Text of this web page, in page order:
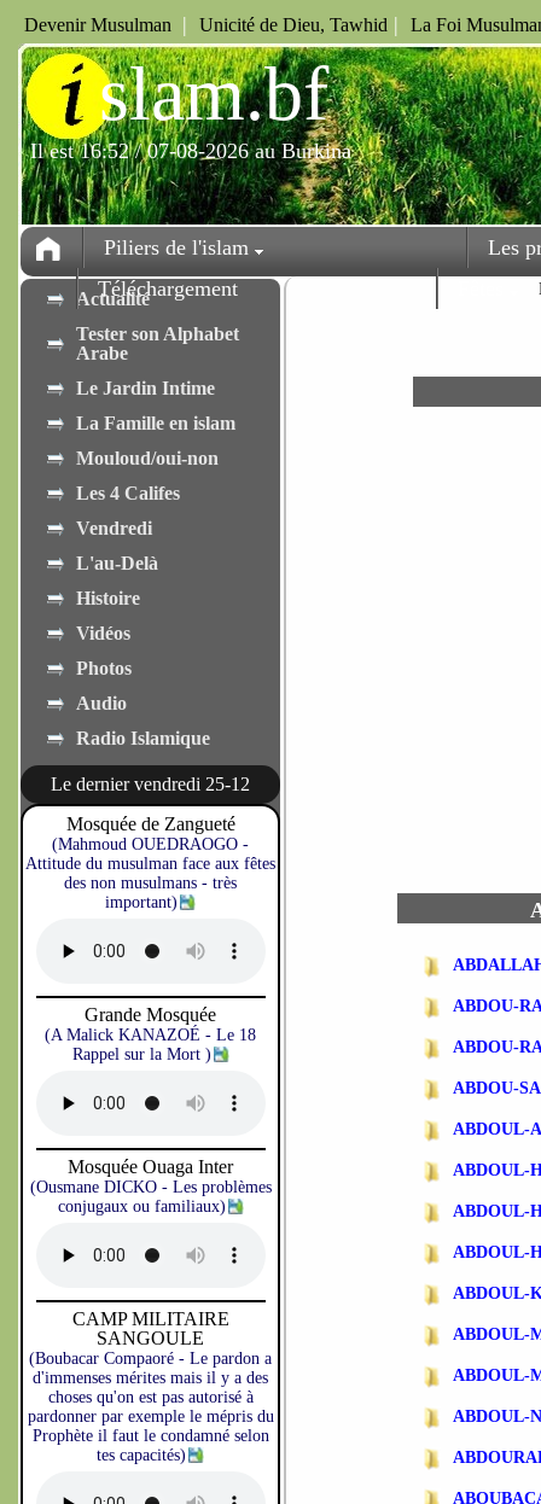
Devenir Musulman | Unicité de Dieu, Tawhid | La Foi
islam.bf
Il est 16:52 / 07-08-2026 au Burkina
Piliers de l'islam
Les
Téléchargement
Actualité
Tester son Alphabet
Arabe
Le Jardin Intime
La Famille en islam
Mouloud/oui-non
Les 4 Califes
Vendredi
L'au-Delà
Histoire
Vidéos
Photos
Audio
Radio Islamique
Le dernier vendredi 25-12
Mosquée de Zangueté
(Mahmoud OUEDRAOGO -
Attitude du musulman face aux fêtes
des non musulmans - très
important)
Grande Mosquée
(A Malick KANAZOÉ - Le 18
Rappel sur la Mort )
Mosquée Ouaga Inter
(Ousmane DICKO - Les problèmes
conjugaux ou familiaux)
CAMP MILITAIRE
SANGOULE
(Boubacar Compaoré - Le pardon a
d'immenses mérites mais il y a des
choses qu'on est pas autorisé à
pardonner par exemple le mépris du
Prophète il faut le condamné selon
tes capacités)
ABDOU-
ABDOU-
ABDOU-
ABDOUL-
ABDOUL-
ABDOUL-
ABDOUL-
ABDOUL-
ABDOUL-
ABDOUL-
ABDOUL-